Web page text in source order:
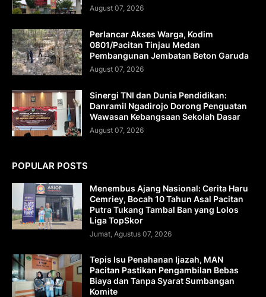
August 07, 2026
Perlancar Akses Warga, Kodim
0801/Pacitan Tinjau Medan
Pembangunan Jembatan Beton Garuda
August 07, 2026
Sinergi TNI dan Dunia Pendidikan:
Danramil Ngadirojo Dorong Penguatan
Wawasan Kebangsaan Sekolah Dasar
August 07, 2026
POPULAR POSTS
Menembus Ajang Nasional: Cerita Haru
Cemriey, Bocah 10 Tahun Asal Pacitan
Putra Tukang Tambal Ban yang Lolos
Liga TopSkor
Jumat, Agustus 07, 2026
Tepis Isu Penahanan Ijazah, MAN
Pacitan Pastikan Pengambilan Bebas
Biaya dan Tanpa Syarat Sumbangan
Komite